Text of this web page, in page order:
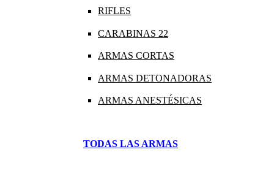
RIFLES
CARABINAS 22
ARMAS CORTAS
ARMAS DETONADORAS
ARMAS ANESTÉSICAS
TODAS LAS ARMAS